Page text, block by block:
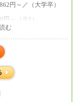
円～／（大学卒）
円～（※1）
9,800円～12,500円
間中も給与に変更
円～／（大学卒）
9,800円～12,500円
む